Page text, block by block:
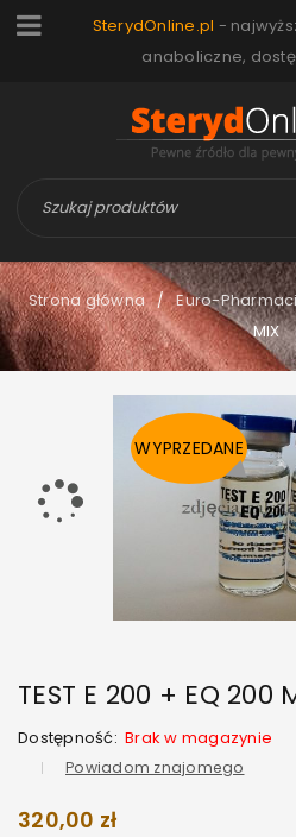
SterydOnline.pl -
anaboliczne,
Strona główna / Euro-
MIX
WYPRZEDANE
TEST E 200 + EQ 200
Dostępność: Brak w magazynie
Powiadom znajomego
320,00 zł